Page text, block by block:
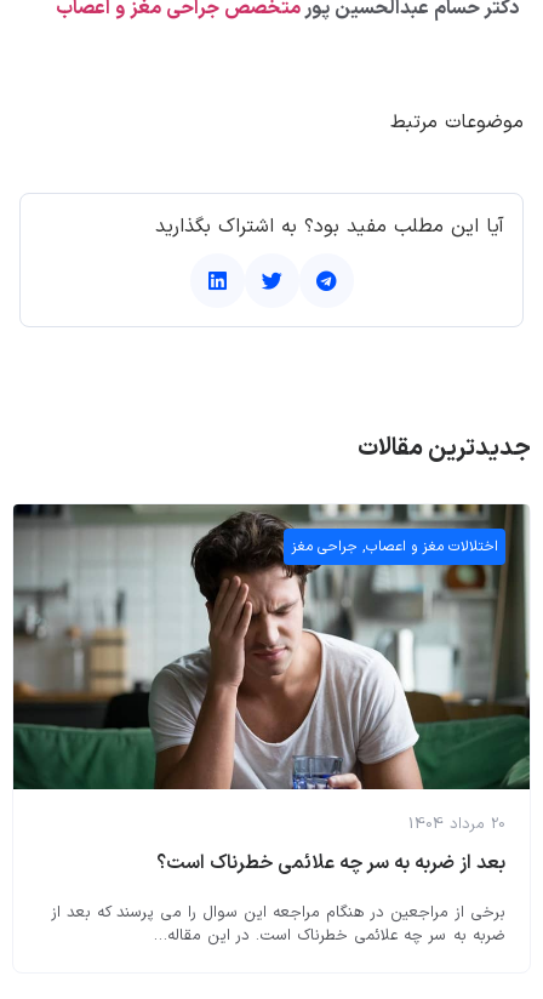
دکتر حسام عبدالحسین پورمتخصص جراحی مغز و اعصاب
موضوعات مرتبط
آیا این مطلب مفید بود؟ به اشتراک بگذارید
جدیدترین مقالات
اختلالات مغز و اعصاب, جراحی مغز
20 مرداد 1404
بعد از ضربه به سر چه علائمی خطرناک است؟
برخی از مراجعین در هنگام مراجعه این سوال را می پرسند که بعد از
ضربه به سر چه علائمی خطرناک است. در این مقاله…